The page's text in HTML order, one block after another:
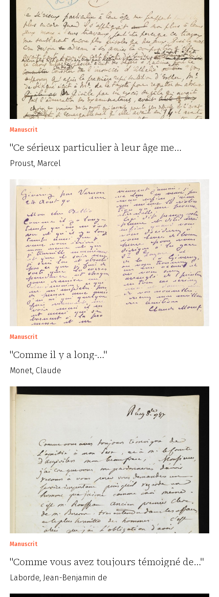
Manuscrit
"Ce sérieux particulier à leur âge me…
Proust, Marcel
Manuscrit
"Comme il y a long-..."
Monet, Claude
Manuscrit
"Comme vous avez toujours témoigné de..."
Laborde, Jean-Benjamin de